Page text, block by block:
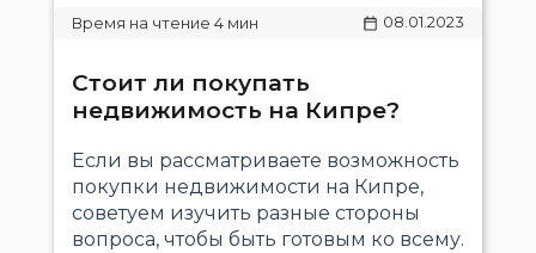
08.01.2023
Стоит ли покупать
недвижимость на Кипре?
Если вы рассматриваете возможность
покупки недвижимости на Кипре,
советуем изучить разные стороны
вопроса, чтобы быть готовым ко всему.